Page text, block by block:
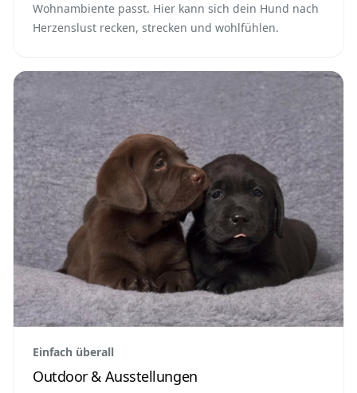
Wohnambiente passt. Hier kann sich dein Hund nach
Herzenslust recken, strecken und wohlfühlen.
Einfach überall
Outdoor & Ausstellungen